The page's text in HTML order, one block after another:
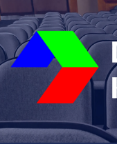
Skip
to
content